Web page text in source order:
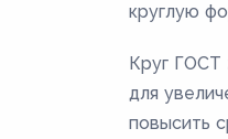
круглую
Круг ГОСТ
для
повысить